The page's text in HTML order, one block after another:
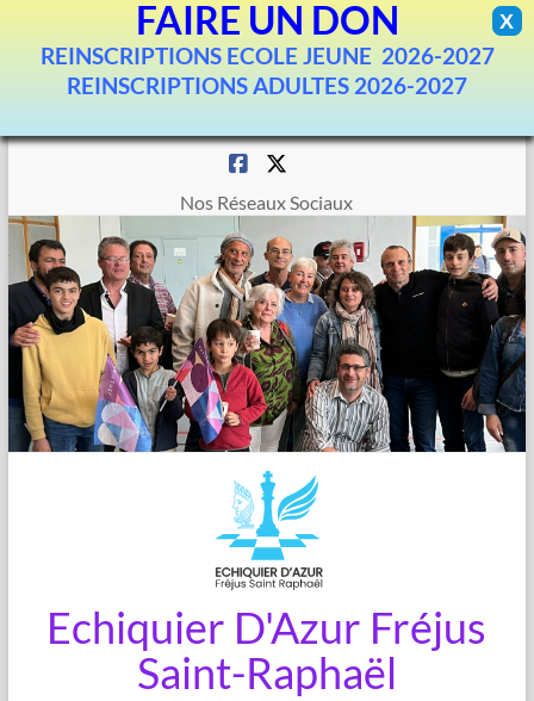
X
FAIRE UN DON
REINSCRIPTIONS ECOLE JEUNE 2026-2027
REINSCRIPTIONS ADULTES 2026-2027
Aller
Nos Réseaux Sociaux
Echiquier D'Azur Fréjus
Saint-Raphaël